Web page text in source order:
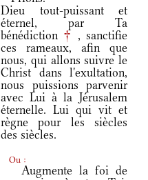
Dieu tout-puissant et
éternel, par Ta
bénédiction † , sanctifie
ces rameaux, afin que
nous, qui allons suivre le
Christ dans l'exultation,
nous puissions parvenir
avec Lui à la Jérusalem
éternelle. Lui qui vit et
règne pour les siècles
des siècles.
Ou :
Augmente la foi de